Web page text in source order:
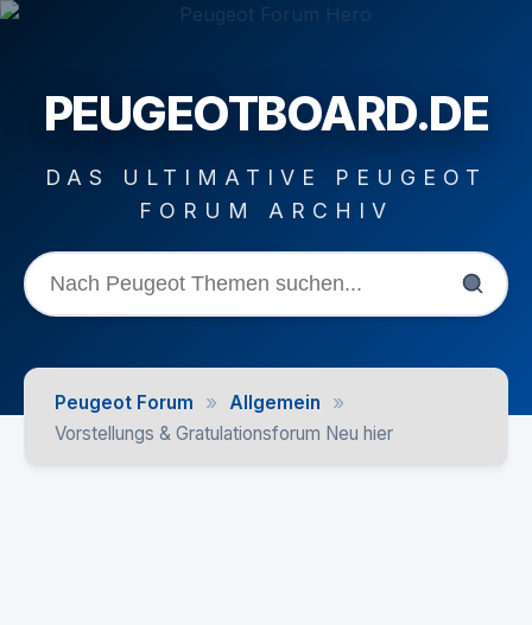
PEUGEOTBOARD.DE
DAS ULTIMATIVE PEUGEOT
FORUM ARCHIV
Peugeot Forum » Allgemein »
Vorstellungs & Gratulationsforum Neu hier